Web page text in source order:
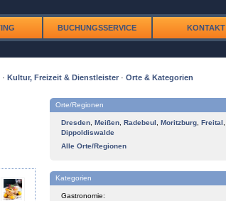
BUCHUNGSSERVICE KONTAKT
· Kultur, Freizeit & Dienstleister · Orte & Kategorien
Orte/Regionen
Dresden Meißen Radebeul Moritzburg Freital
Dippoldiswalde
Alle Orte/Regionen
Kategorien
Gastronomie: